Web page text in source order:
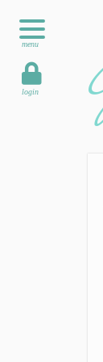
menu
login